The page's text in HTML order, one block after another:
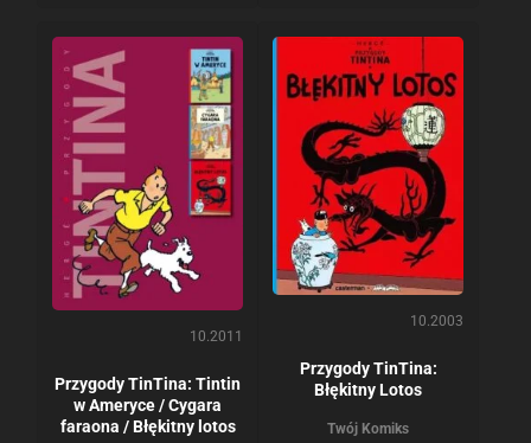
10.2011
Przygody TinTina: Tintin
w Ameryce / Cygara
faraona / Błękitny lotos
10.2003
Przygody TinTina:
Błękitny Lotos
Twój Komiks